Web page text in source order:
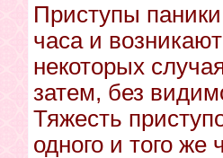
Приступы
часа и
некоторых
затем, без
Тяжесть
одного и того же